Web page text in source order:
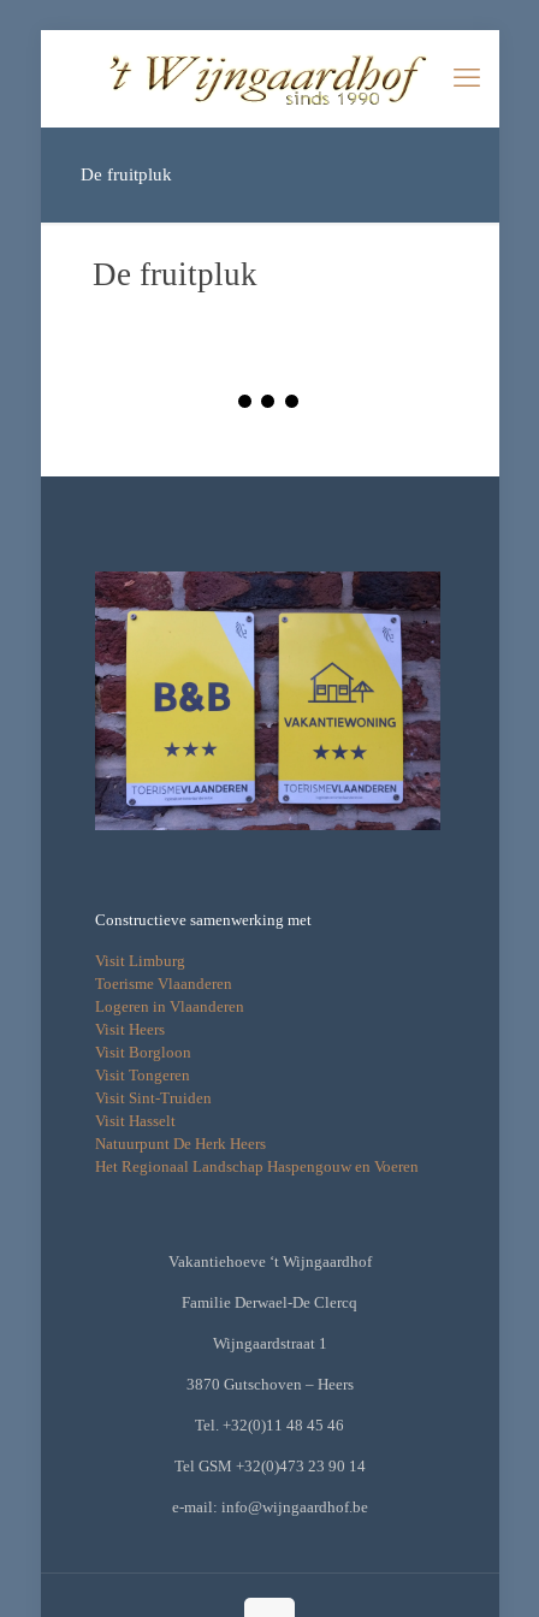
De fruitpluk
De fruitpluk
Constructieve samenwerking met
Visit Limburg
Toerisme Vlaanderen
Logeren in Vlaanderen
Visit Heers
Visit Borgloon
Visit Tongeren
Visit Sint-Truiden
Visit Hasselt
Natuurpunt De Herk Heers
Het Regionaal Landschap Haspengouw en Voeren
Vakantiehoeve ‘t Wijngaardhof
Familie Derwael-De Clercq
Wijngaardstraat 1
3870 Gutschoven – Heers
Tel. +32(0)11 48 45 46
Tel GSM +32(0)473 23 90 14
e-mail: info@wijngaardhof.be